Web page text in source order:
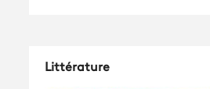
Littérature